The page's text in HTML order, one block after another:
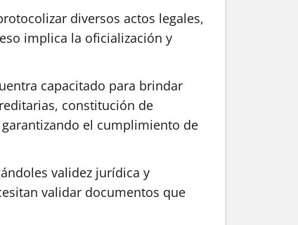
diversos actos legales,
implica la oficialización y
capacitado para brindar
constitución de
el cumplimiento de
validez jurídica y
validar documentos que